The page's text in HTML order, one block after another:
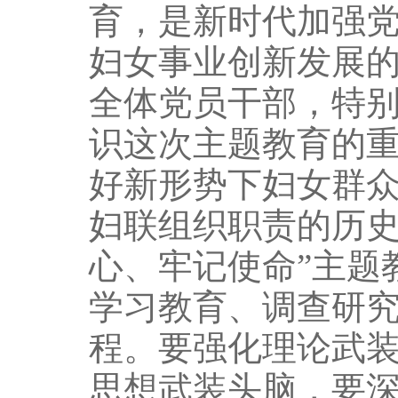
育，是新时代加强
妇女事业创新发展
全体党员干部，特
识这次主题教育的
好新形势下妇女群
妇联组织职责的历
心、牢记使命”主
学习教育、调查研
程。要强化理论武
思想武装头脑，要